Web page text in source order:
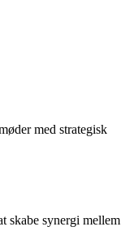
med strategisk
skabe synergi mellem